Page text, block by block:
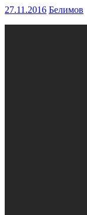
27.11.2016 Белимов